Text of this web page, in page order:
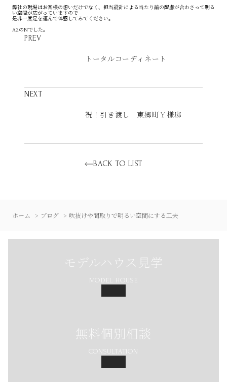
弊社の現場はお客様の想いだけでなく、担当設計による当たり前の配慮が合わさって明る
い空間が広がっていますので
是非一度足を運んで体感してみてください。
A2のNでした。
PREV
トータルコーディネート
BACK TO LIST
NEXT
祝！引き渡し 東郷町Ｙ様邸
ホーム ブログ 吹抜けや間取りで明るい空間にする工夫
モデルハウス見学
MODEL HOUSE
無料個別相談
CONSULTATION